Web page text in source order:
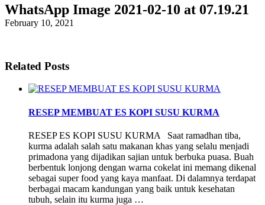
WhatsApp Image 2021-02-10 at 07.19.21
February 10, 2021
Related Posts
RESEP MEMBUAT ES KOPI SUSU KURMA
RESEP ES KOPI SUSU KURMA Saat ramadhan tiba,
kurma adalah salah satu makanan khas yang selalu menjadi
primadona yang dijadikan sajian untuk berbuka puasa. Buah
berbentuk lonjong dengan warna cokelat ini memang dikenal
sebagai super food yang kaya manfaat. Di dalamnya terdapat
berbagai macam kandungan yang baik untuk kesehatan
tubuh, selain itu kurma juga …